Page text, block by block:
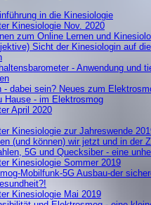
in die Kinesiologie
Kinesiologie Nov. 2020
zum Online Lernen und
Sicht der Kinesiologin auf
- Anwendung und
- dabei sein? Neues zum
Hause - im Elektrosmog
April 2020
Kinesiologie zur Jahreswende
(und können) wir jetzt und in der
5G und Quecksiber - eine
Kinesiologie Sommer 2019
Mobilfunk-5G Ausbau-der
Kinesiologie Mai 2019